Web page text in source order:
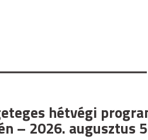
hétvégi
– 2026. augusztus